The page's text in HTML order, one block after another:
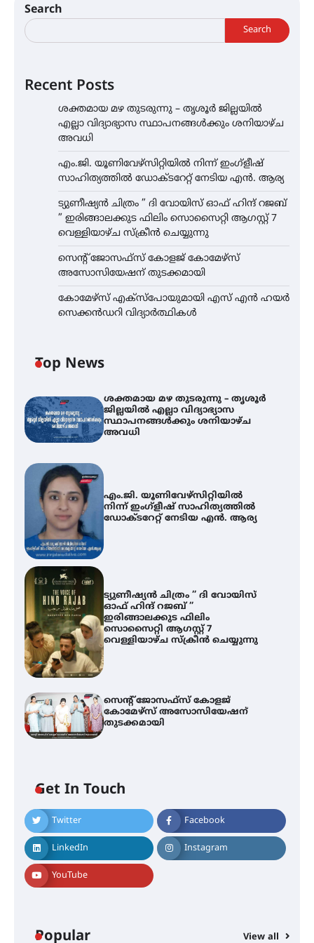
Search
Search
Recent Posts
ശക്തമായ മഴ തുടരുന്നു – തൃശൂർ ജില്ലയിൽ
എല്ലാ വിദ്യാഭ്യാസ സ്ഥാപനങ്ങൾക്കും ശനിയാഴ്ച
അവധി
എം.ജി. യൂണിവേഴ്‌സിറ്റിയിൽ നിന്ന് ഇംഗ്ളീഷ്
സാഹിത്യത്തിൽ ഡോക്ടറേറ്റ് നേടിയ എൻ. ആര്യ
ട്യുണീഷ്യൻ ചിത്രം ” ദി വോയിസ് ഓഫ് ഹിന്ദ് റജബ്
” ഇരിങ്ങാലക്കുട ഫിലിം സൊസൈറ്റി ആഗസ്റ്റ് 7
വെള്ളിയാഴ്ച സ്‌ക്രീൻ ചെയ്യുന്നു
സെന്റ് ജോസഫ്സ് കോളജ് കോമേഴ്‌സ്
അസോസിയേഷന് തുടക്കമായി
കോമേഴ്സ് എക്സ്പോയുമായി എസ് എൻ ഹയർ
സെക്കൻഡറി വിദ്യാർത്ഥികൾ
Top News
ശക്തമായ മഴ തുടരുന്നു – തൃശൂർ
ജില്ലയിൽ എല്ലാ വിദ്യാഭ്യാസ
സ്ഥാപനങ്ങൾക്കും ശനിയാഴ്ച
അവധി
എം.ജി. യൂണിവേഴ്‌സിറ്റിയിൽ
നിന്ന് ഇംഗ്ളീഷ് സാഹിത്യത്തിൽ
ഡോക്ടറേറ്റ് നേടിയ എൻ. ആര്യ
ട്യുണീഷ്യൻ ചിത്രം ” ദി വോയിസ്
ഓഫ് ഹിന്ദ് റജബ് ”
ഇരിങ്ങാലക്കുട ഫിലിം
സൊസൈറ്റി ആഗസ്റ്റ് 7
വെള്ളിയാഴ്ച സ്‌ക്രീൻ ചെയ്യുന്നു
സെന്റ് ജോസഫ്സ് കോളജ്
കോമേഴ്‌സ് അസോസിയേഷന്
തുടക്കമായി
Get In Touch
Twitter Facebook
LinkedIn Instagram
YouTube
Popular View all
ട്യുണീഷ്യൻ ചിത്രം ” ദി വോയിസ്
ഓഫ് ഹിന്ദ് റജബ് ” ഇരിങ്ങാലക്കുട
ഫിലിം സൊസൈറ്റി ആഗസ്റ്റ് 7
വെള്ളിയാഴ്ച സ്‌ക്രീൻ ചെയ്യുന്നു